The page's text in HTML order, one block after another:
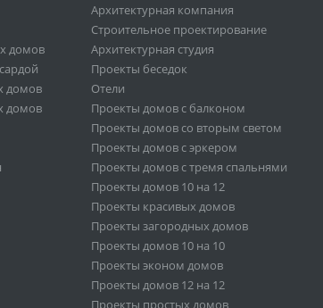
домов
домов
домов
Архитектурная компания
Строительное проектирование
Архитектурная студия
Проекты беседок
Отели
Проекты домов с балконом
Проекты домов со вторым светом
Проекты домов с эркером
Проекты домов с тремя спальнями
Проекты домов 10 на 12
Проекты красивых домов
Проекты загородных домов
Проекты домов 10 на 10
Проекты эконом домов
Проекты домов 12 на 12
Проекты простых домов